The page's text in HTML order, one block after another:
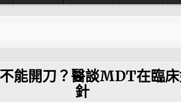
能開刀？醫談MDT在臨
針